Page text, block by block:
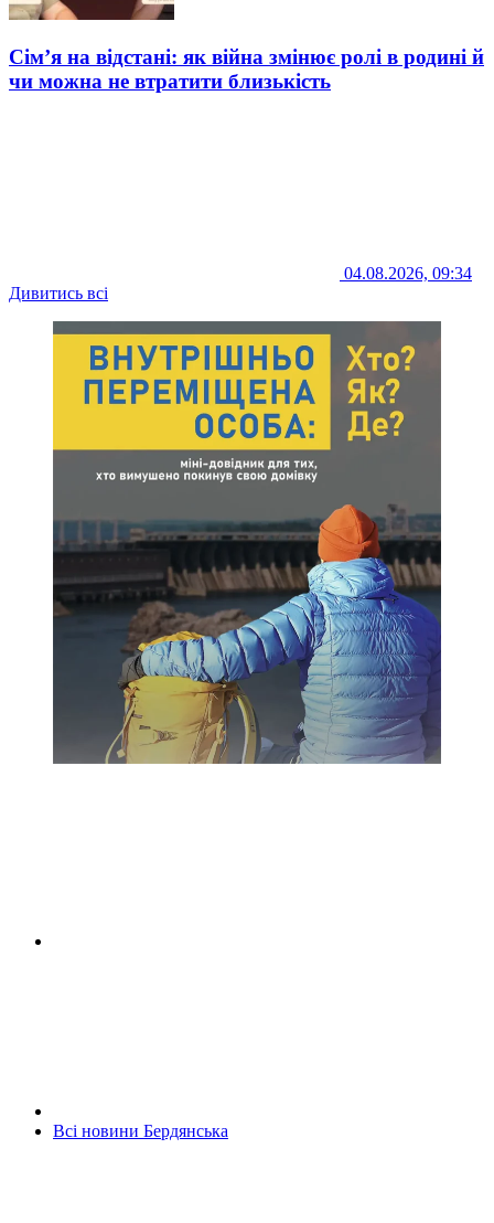
Сім’я на відстані: як війна змінює ролі в родині й
чи можна не втратити близькість
04.08.2026, 09:34
Дивитись всі
Всі новини Бердянська